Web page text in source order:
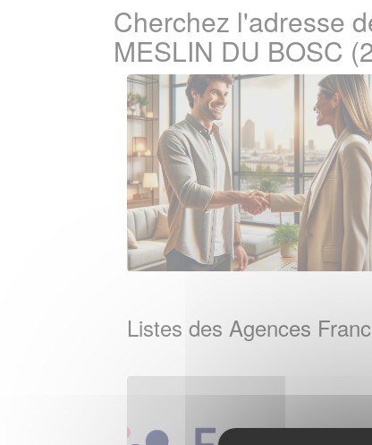
Cherchez l'adresse
MESLIN DU BOSC
Listes des Agences